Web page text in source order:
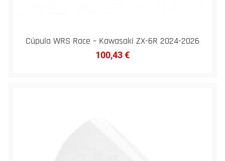
Cúpula WRS Race – Kawasaki ZX-6R 2024-2026
100,43€